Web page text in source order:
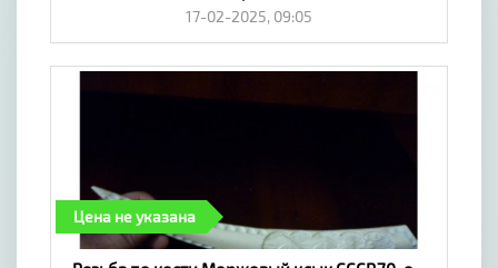
17-02-2025, 09:05
Цена не указана